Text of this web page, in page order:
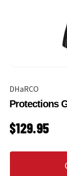
DHaRCO
Protections
PRIX
$129.95